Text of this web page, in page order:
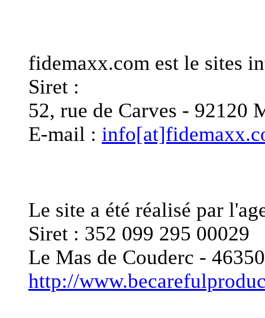
fidemaxx.com est le sites
Siret :
52, rue de Carves - 92120
E-mail :
Le site a été réalisé par
Siret : 352 099 295 00029
Le Mas de Couderc -
http://